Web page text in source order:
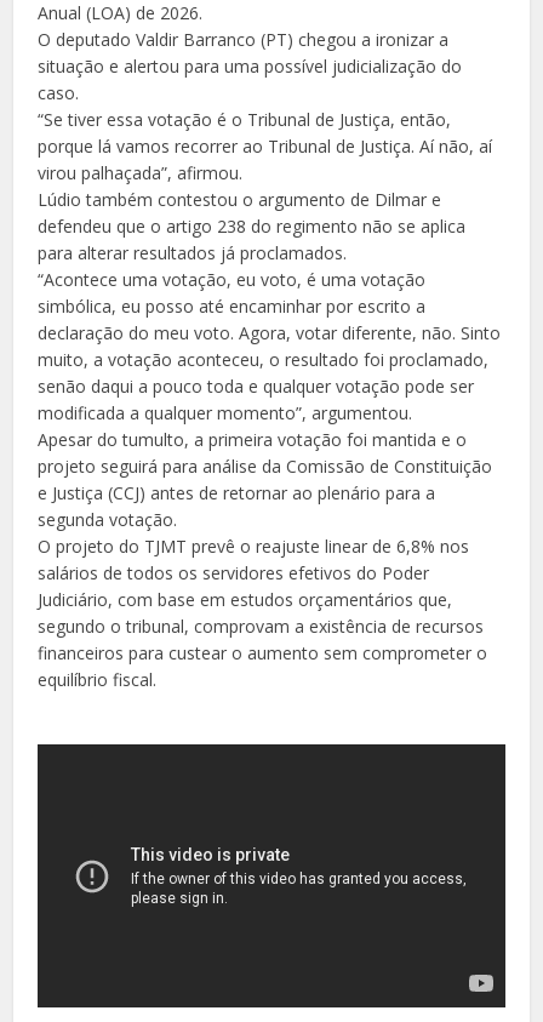
Anual (LOA) de 2026.
O deputado Valdir Barranco (PT) chegou a ironizar a
situação e alertou para uma possível judicialização do
caso.
“Se tiver essa votação é o Tribunal de Justiça, então,
porque lá vamos recorrer ao Tribunal de Justiça. Aí não, aí
virou palhaçada”, afirmou.
Lúdio também contestou o argumento de Dilmar e
defendeu que o artigo 238 do regimento não se aplica
para alterar resultados já proclamados.
“Acontece uma votação, eu voto, é uma votação
simbólica, eu posso até encaminhar por escrito a
declaração do meu voto. Agora, votar diferente, não. Sinto
muito, a votação aconteceu, o resultado foi proclamado,
senão daqui a pouco toda e qualquer votação pode ser
modificada a qualquer momento”, argumentou.
Apesar do tumulto, a primeira votação foi mantida e o
projeto seguirá para análise da Comissão de Constituição
e Justiça (CCJ) antes de retornar ao plenário para a
segunda votação.
O projeto do TJMT prevê o reajuste linear de 6,8% nos
salários de todos os servidores efetivos do Poder
Judiciário, com base em estudos orçamentários que,
segundo o tribunal, comprovam a existência de recursos
financeiros para custear o aumento sem comprometer o
equilíbrio fiscal.